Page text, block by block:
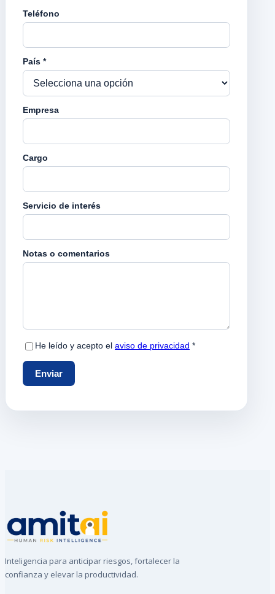
Inteligencia para anticipar riesgos, fortalecer la
confianza y elevar la productividad.